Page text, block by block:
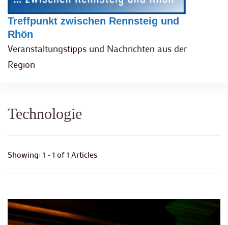
Treffpunkt zwischen Rennsteig und
Rhön
Veranstaltungstipps und Nachrichten aus der
Region
Technologie
Showing: 1 - 1 of 1 Articles